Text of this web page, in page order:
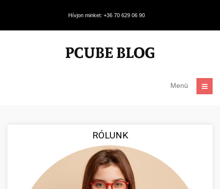
Hívjon minket: +36 70 629 06 90
Menü
RÓLUNK